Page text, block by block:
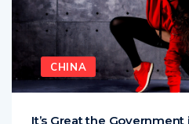
CHINA
It’s Great the